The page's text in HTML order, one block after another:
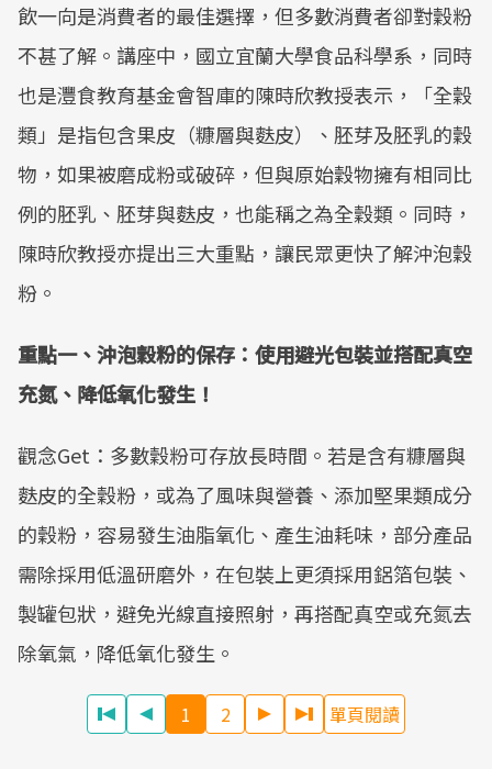
飲一向是消費者的最佳選擇，但多數消費者卻對穀粉
不甚了解。講座中，國立宜蘭大學食品科學系，同時
也是灃食教育基金會智庫的陳時欣教授表示，「全穀
類」是指包含果皮（糠層與麩皮）、胚芽及胚乳的穀
物，如果被磨成粉或破碎，但與原始穀物擁有相同比
例的胚乳、胚芽與麩皮，也能稱之為全穀類。同時，
陳時欣教授亦提出三大重點，讓民眾更快了解沖泡穀
粉。
重點一、沖泡穀粉的保存：使用避光包裝並搭配真空
充氮、降低氧化發生！
觀念Get：多數穀粉可存放長時間。若是含有糠層與
麩皮的全穀粉，或為了風味與營養、添加堅果類成分
的穀粉，容易發生油脂氧化、產生油耗味，部分產品
需除採用低溫研磨外，在包裝上更須採用鋁箔包裝、
製罐包狀，避免光線直接照射，再搭配真空或充氮去
除氧氣，降低氧化發生。
1 2 單頁閱讀